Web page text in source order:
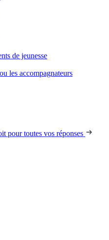
de jeunesse
les accompagnateurs
pour toutes vos réponses